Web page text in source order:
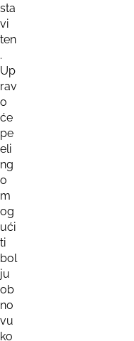
sta
vi
ten
.
Up
rav
o
će
pe
eli
ng
o
m
og
ući
ti
bol
ju
ob
no
vu
ko